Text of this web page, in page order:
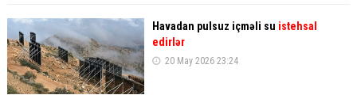
Havadan pulsuz içməli su istehsal
edirlər
20 May 2026 23:24